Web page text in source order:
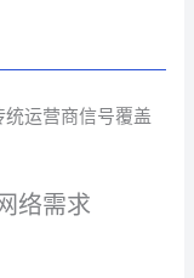
运营商信号覆盖
络需求